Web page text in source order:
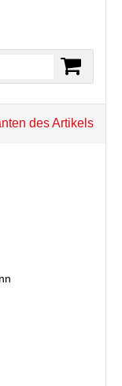
des Artikels